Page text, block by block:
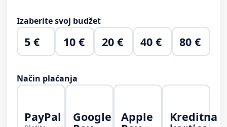
Izaberite svoj budžet
5 € 10 € 20 € 40 € 80 €
Način plaćanja
PayPal Google Apple Kreditna